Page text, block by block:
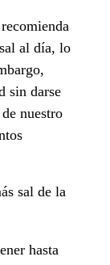
al día, lo
sin darse
nuestro
sal de la
hasta